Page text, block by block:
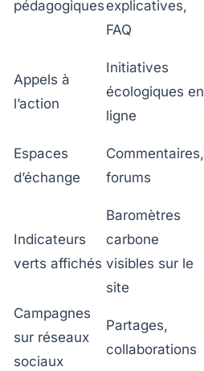
pédagogiquesexplicatives,
FAQ
Appels à
l’action
Initiatives
écologiques en
ligne
Espaces
d’échange
Commentaires,
forums
Indicateurs
verts affichés
Baromètres
carbone
visibles sur le
site
Campagnes
sur réseaux
sociaux
Partages,
collaborations